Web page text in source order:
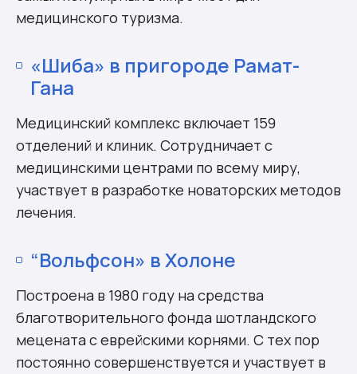
медицинского туризма.
«Шиба» в пригороде Рамат-
Гана
Медицинский комплекс включает 159
отделений и клиник. Сотрудничает с
медицинскими центрами по всему миру,
участвует в разработке новаторских методов
лечения.
“Вольфсон» в Холоне
Построена в 1980 году на средства
благотворительного фонда шотландского
мецената с еврейскими корнями. С тех пор
постоянно совершенствуется и участвует в